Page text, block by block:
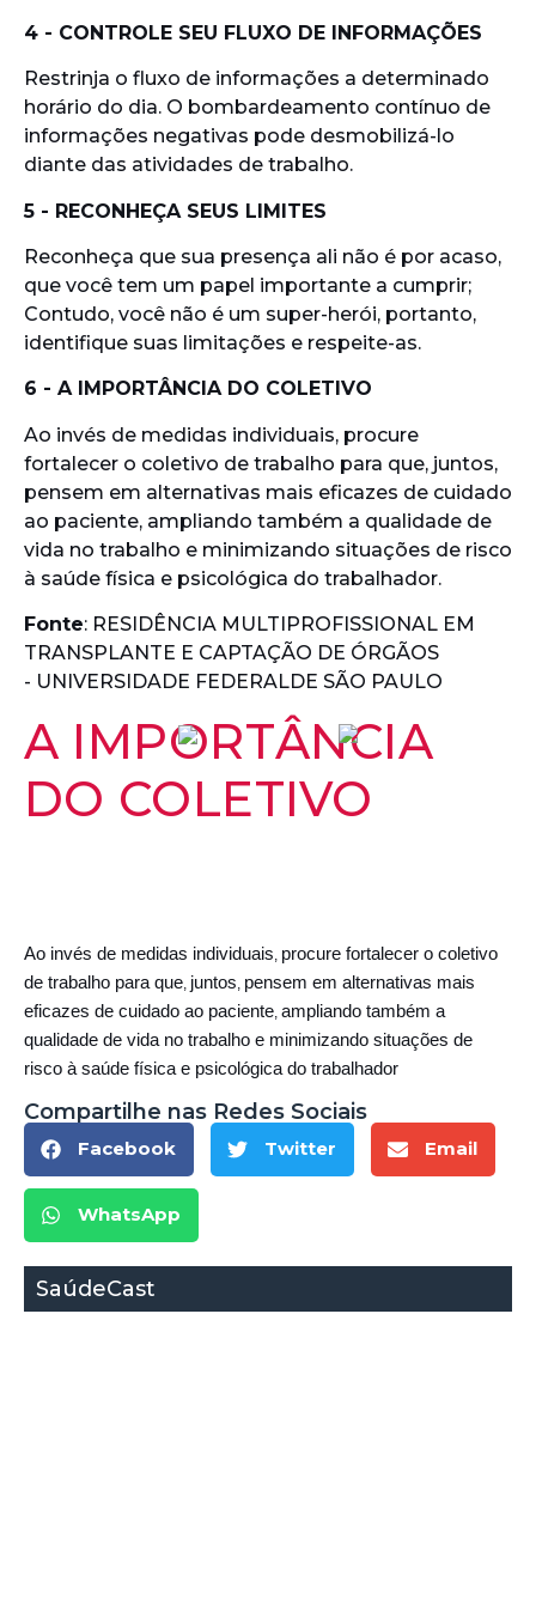
4 - CONTROLE SEU FLUXO DE INFORMAÇÕES
Restrinja o fluxo de informações a determinado
horário do dia. O bombardeamento contínuo de
informações negativas pode desmobilizá-lo
diante das atividades de trabalho.
5 - RECONHEÇA SEUS LIMITES
Reconheça que sua presença ali não é por acaso,
que você tem um papel importante a cumprir;
Contudo, você não é um super-herói, portanto,
identifique suas limitações e respeite-as.
6 - A IMPORTÂNCIA DO COLETIVO
Ao invés de medidas individuais, procure
fortalecer o coletivo de trabalho para que, juntos,
pensem em alternativas mais eficazes de cuidado
ao paciente, ampliando também a qualidade de
vida no trabalho e minimizando situações de risco
à saúde física e psicológica do trabalhador.
Fonte: RESIDÊNCIA MULTIPROFISSIONAL EM
TRANSPLANTE E CAPTAÇÃO DE ÓRGÃOS
- UNIVERSIDADE FEDERALDE SÃO PAULO
A IMPORTÂNCIA
DO COLETIVO
Ao invés de medidas individuais, procure fortalecer o coletivo
de trabalho para que, juntos, pensem em alternativas mais
eficazes de cuidado ao paciente, ampliando também a
qualidade de vida no trabalho e minimizando situações de
risco à saúde física e psicológica do trabalhador
Compartilhe nas Redes Sociais
Facebook Twitter Email
WhatsApp
SaúdeCast